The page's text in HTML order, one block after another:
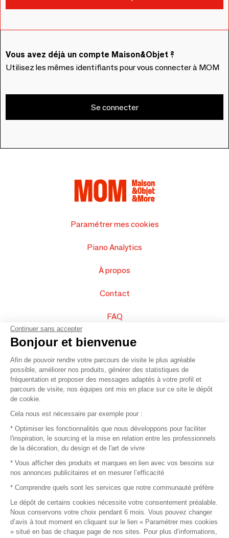
Vous avez déjà un compte Maison&Objet ?
Utilisez les mêmes identifiants pour vous connecter à MOM
Se connecter
Paramétrer mes cookies
Piano Analytics
À propos
Contact
FAQ
Vendez vos produits
Plan du site
© 2016 –Organisation SAFI
Recrutement
Mentions légales
Conditions commerciales
Continuer sans accepter
Bonjour et bienvenue
Afin de pouvoir rendre votre parcours de visite le plus agréable
possible, améliorer nos produits, générer des statistiques de
fréquentation et proposer des messages adaptés à votre profil et
parcours de visite, nos équipes ont mis en place sur ce site le dépôt
de cookie.
Cela nous est nécessaire par exemple pour :
* Optimiser les fonctionnalités que nous développons pour faciliter
l'inspiration, le sourcing et la mise en relation entre les professionnels
de la décoration, du design et de l'art de vivre
* Vous afficher des produits et marques en lien avec vos besoins sur
nos annonces publicitaires et en mesurer l’efficacité
* Comprendre quels sont les services que notre communauté préfère
Le dépôt de certains cookies nécessite votre consentement préalable.
Nous conservons votre choix pendant 6 mois. Vous pouvez changer
d’avis à tout moment en cliquant sur le lien « Paramétrer mes cookies
» situé en bas de chaque page de nos sites. Pour plus d’informations,